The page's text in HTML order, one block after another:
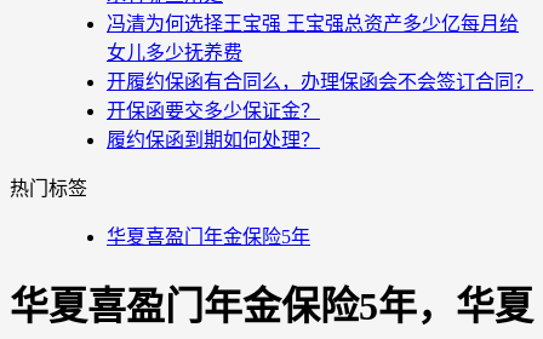
冯清为何选择王宝强 王宝强总资产多少亿每月给
女儿多少抚养费
开履约保函有合同么，办理保函会不会签订合同？
开保函要交多少保证金？
履约保函到期如何处理？
热门标签
华夏喜盈门年金保险5年
华夏喜盈门年金保险5年，华夏